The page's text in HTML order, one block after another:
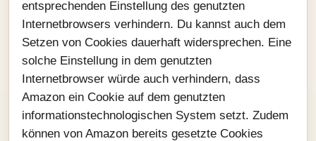
entsprechenden Einstellung des genutzten
Internetbrowsers verhindern. Du kannst auch dem
Setzen von Cookies dauerhaft widersprechen. Eine
solche Einstellung in dem genutzten
Internetbrowser würde auch verhindern, dass
Amazon ein Cookie auf dem genutzten
informationstechnologischen System setzt. Zudem
können von Amazon bereits gesetzte Cookies